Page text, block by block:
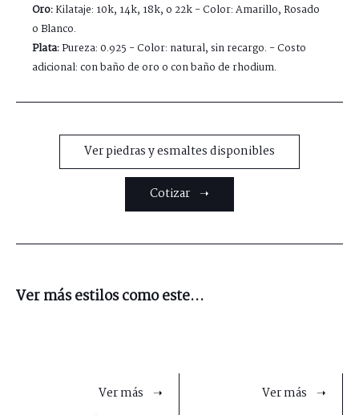
Oro:Kilataje: 10k, 14k, 18k, o 22k - Color: Amarillo, Rosado
o Blanco.
Plata:Pureza: 0.925 - Color: natural, sin recargo. - Costo
adicional: con baño de oro o con baño de rhodium.
Ver piedras y esmaltes disponibles
Cotizar ➝
Ver más estilos como este...
Ver más ➝ Ver más ➝